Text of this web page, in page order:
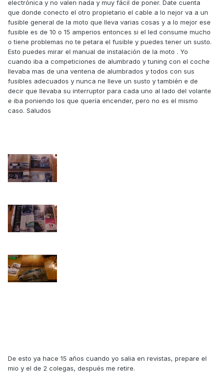
electrónica y no valen nada y muy fácil de poner. Date cuenta
que donde conecto el otro propietario el cable a lo nejor va a un
fusible general de la moto que lleva varias cosas y a lo mejor ese
fusible es de 10 o 15 amperios entonces si el led consume mucho
o tiene problemas no te petara el fusible y puedes tener un susto.
Esto puedes mirar el manual de instalación de la moto . Yo
cuando iba a competiciones de alumbrado y tuning con el coche
llevaba mas de una ventena de alumbrados y todos con sus
fusibles adecuados y nunca ne lleve un susto y también e de
decir que llevaba su interruptor para cada uno al lado del volante
e iba poniendo los que quería encender, pero no es el mismo
caso. Saludos
De esto ya hace 15 años cuando yo salia en revistas, prepare el
mio y el de 2 colegas, después me retire.